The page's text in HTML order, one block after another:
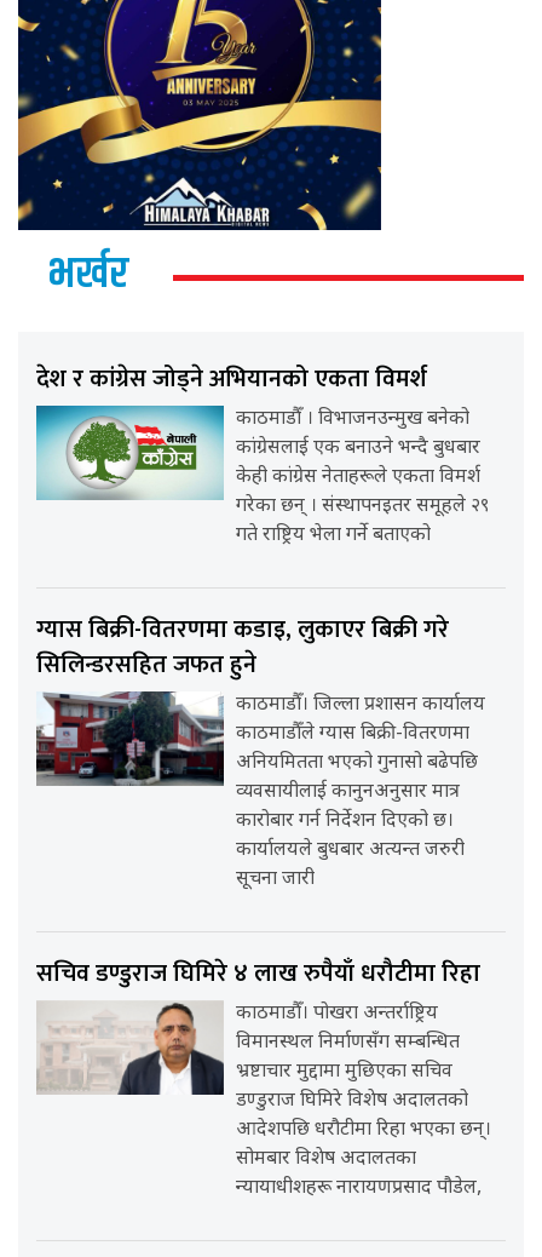
भर्खर
देश र कांग्रेस जोड्ने अभियानको एकता विमर्श
काठमाडौँ । विभाजनउन्मुख बनेको
कांग्रेसलाई एक बनाउने भन्दै बुधबार
केही कांग्रेस नेताहरूले एकता विमर्श
गरेका छन् । संस्थापनइतर समूहले २९
गते राष्ट्रिय भेला गर्ने बताएको
ग्यास बिक्री-वितरणमा कडाइ, लुकाएर बिक्री गरे
सिलिन्डरसहित जफत हुने
काठमाडौँ। जिल्ला प्रशासन कार्यालय
काठमाडौँले ग्यास बिक्री-वितरणमा
अनियमितता भएको गुनासो बढेपछि
व्यवसायीलाई कानुनअनुसार मात्र
कारोबार गर्न निर्देशन दिएको छ।
कार्यालयले बुधबार अत्यन्त जरुरी
सूचना जारी
सचिव डण्डुराज घिमिरे ४ लाख रुपैयाँ धरौटीमा रिहा
काठमाडौँ। पोखरा अन्तर्राष्ट्रिय
विमानस्थल निर्माणसँग सम्बन्धित
भ्रष्टाचार मुद्दामा मुछिएका सचिव
डण्डुराज घिमिरे विशेष अदालतको
आदेशपछि धरौटीमा रिहा भएका छन्।
सोमबार विशेष अदालतका
न्यायाधीशहरू नारायणप्रसाद पौडेल,